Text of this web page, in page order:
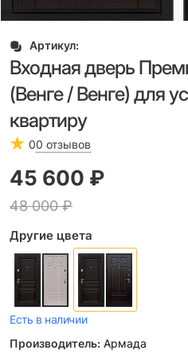
Артикул:
Входная дверь
(Венге / Венге) для
квартиру
00 отзывов
48 000 ₽
45 600 ₽
Другие цвета
Есть в наличии
Производитель: Армада